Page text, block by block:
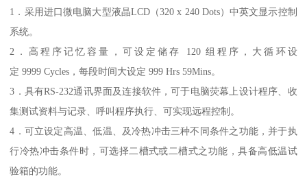
1．采用进口微电脑大型液晶LCD（320 x 240 Dots）中英文显示控制
系统。
2．高程序记忆容量，可设定储存 120 组程序，大循环设
定 9999 Cycles，每段时间大设定 999 Hrs 59Mins。
3．具有RS-232通讯界面及连接软件，可于电脑荧幕上设计程序、收
集测试资料与记录、呼叫程序执行、可实现远程控制。
4．可立设定高温、低温、及冷热冲击三种不同条件之功能，并于执
行冷热冲击条件时，可选择二槽式或二槽式之功能，具备高低温试
验箱的功能。